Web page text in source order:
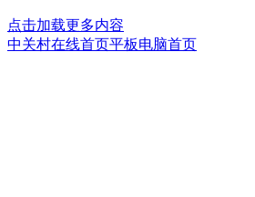
点击加载更多内容
中关村在线首页平板电脑首页